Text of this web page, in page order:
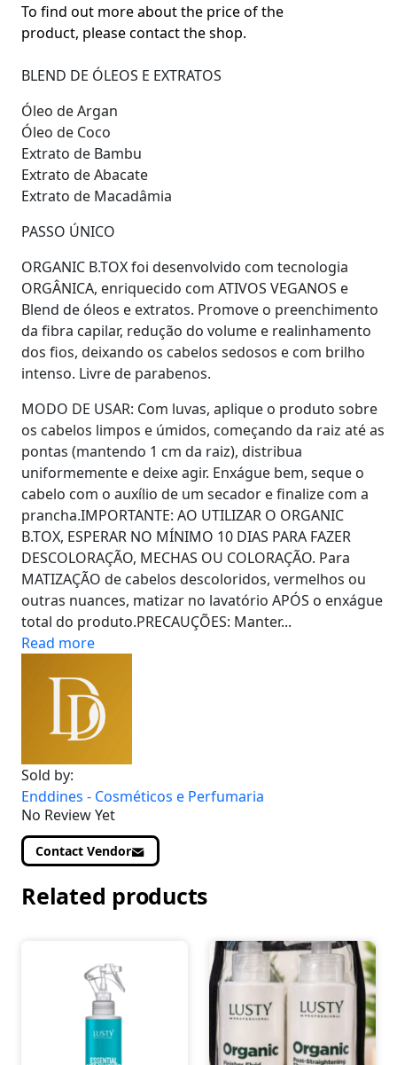
To find out more about the price of the
product, please contact the shop.
BLEND DE ÓLEOS E EXTRATOS
Óleo de Argan
Óleo de Coco
Extrato de Bambu
Extrato de Abacate
Extrato de Macadâmia
PASSO ÚNICO
ORGANIC B.TOX foi desenvolvido com tecnologia
ORGÂNICA, enriquecido com ATIVOS VEGANOS e
Blend de óleos e extratos. Promove o preenchimento
da fibra capilar, redução do volume e realinhamento
dos fios, deixando os cabelos sedosos e com brilho
intenso. Livre de parabenos.
MODO DE USAR: Com luvas, aplique o produto sobre
os cabelos limpos e úmidos, começando da raiz até as
pontas (mantendo 1 cm da raiz), distribua
uniformemente e deixe agir. Enxágue bem, seque o
cabelo com o auxílio de um secador e finalize com a
prancha.IMPORTANTE: AO UTILIZAR O ORGANIC
B.TOX, ESPERAR NO MÍNIMO 10 DIAS PARA FAZER
DESCOLORAÇÃO, MECHAS OU COLORAÇÃO. Para
MATIZAÇÃO de cabelos descoloridos, vermelhos ou
outras nuances, matizar no lavatório APÓS o enxágue
total do produto.PRECAUÇÕES: Manter...
Read more
Sold by:
Enddines - Cosméticos e Perfumaria
No Review Yet
Contact Vendor
Related products